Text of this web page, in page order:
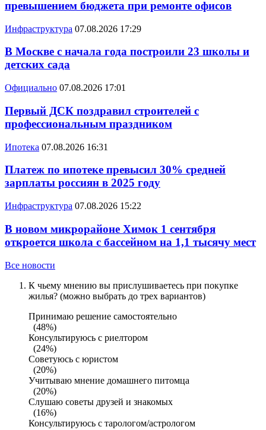
превышением бюджета при ремонте офисов
Инфраструктура 07.08.2026 17:29
В Москве с начала года построили 23 школы и
детских сада
Официально 07.08.2026 17:01
Первый ДСК поздравил строителей с
профессиональным праздником
Ипотека 07.08.2026 16:31
Платеж по ипотеке превысил 30% средней
зарплаты россиян в 2025 году
Инфраструктура 07.08.2026 15:22
В новом микрорайоне Химок 1 сентября
откроется школа с бассейном на 1,1 тысячу мест
Все новости
К чьему мнению вы прислушиваетесь при покупке
жилья? (можно выбрать до трех вариантов)
Принимаю решение самостоятельно
(48%)
Консультируюсь с риелтором
(24%)
Советуюсь с юристом
(20%)
Учитываю мнение домашнего питомца
(20%)
Слушаю советы друзей и знакомых
(16%)
Консультируюсь с тарологом/астрологом